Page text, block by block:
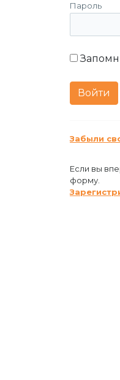
Пароль
Забыли
Если вы
форму.